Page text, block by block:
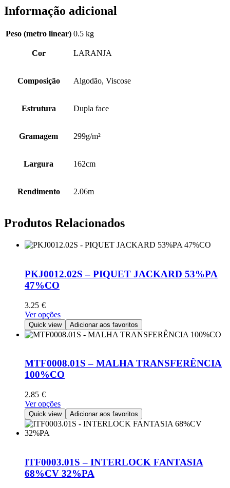
Informação adicional
Peso (metro linear) 0.5 kg
Cor LARANJA
Composição Algodão, Viscose
Estrutura Dupla face
Gramagem 299g/m²
Largura 162cm
Rendimento 2.06m
Produtos Relacionados
PKJ0012.02S – PIQUET JACKARD 53%PA
47%CO
3.25 €
Ver opçõesThis
product
has
The
options
may
on
the
product
Quick view Adicionar aos favoritos
MTF0008.01S – MALHA TRANSFERÊNCIA
100%CO
2.85 €
Ver opçõesThis
product
has
options
may
be
Quick view Adicionar aos favoritos
ITF0003.01S – INTERLOCK FANTASIA
68%CV 32%PA